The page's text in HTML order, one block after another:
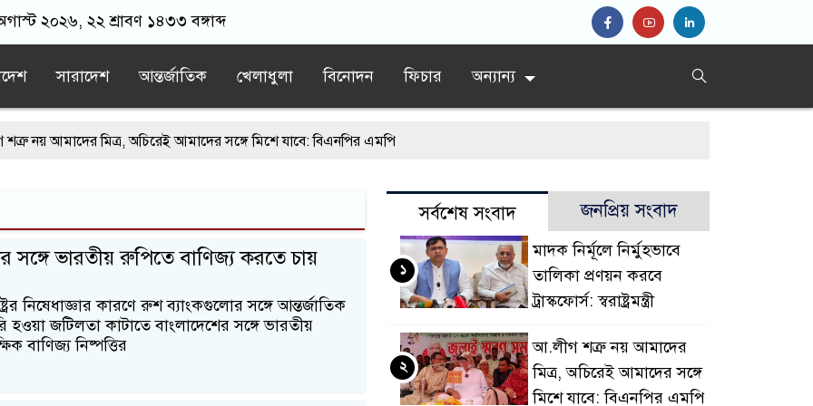
২০২৬, ২২ শ্রাবণ ১৪৩৩ বঙ্গাব্দ
সারাদেশ আন্তর্জাতিক খেলাধুলা বিনোদন ফিচার অন্যান্য
মিত্র, অচিরেই আমাদের সঙ্গে মিশে যাবে: বিএনপির এমপি
এবার বিএনপিকে ব্যবহার করতে চায় ভারত: রাশেদ প্রধান
‘জঙ্গিবাদের ন্যারেটিভ’ পুরনো রাজনীতি : পররাষ্ট্র প্রতিমন্ত্রী
সঙ্গে ভারতীয় রুপিতে বাণিজ্য করতে চায়
নিষেধাজ্ঞার কারণে রুশ ব্যাংকগুলোর সঙ্গে আন্তর্জাতিক
হওয়া জটিলতা কাটাতে বাংলাদেশের সঙ্গে ভারতীয়
বাণিজ্য নিষ্পত্তির
সর্বশেষ সংবাদ জনপ্রিয় সংবাদ
মাদক নির্মূলে নির্মুহভাবে
তালিকা প্রণয়ন করবে
ট্রাস্কফোর্স: স্বরাষ্ট্রমন্ত্রী
১
আ.লীগ শত্রু নয় আমাদের
মিত্র, অচিরেই আমাদের সঙ্গে
মিশে যাবে: বিএনপির এমপি
২